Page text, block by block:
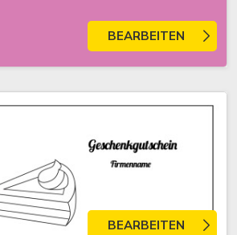
BEARBEITEN
BEARBEITEN